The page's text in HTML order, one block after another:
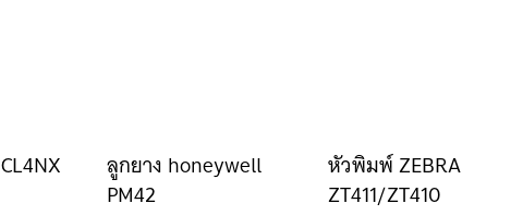
ลูกยาง honeywell
PM42
หัวพิมพ์ ZEBRA
ZT411/ZT410